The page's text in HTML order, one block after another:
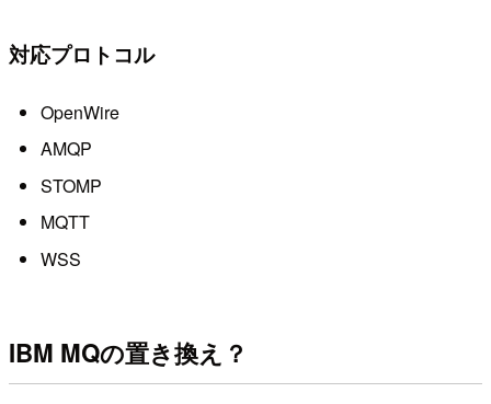
対応プロトコル
OpenWire
AMQP
STOMP
MQTT
WSS
IBM MQの置き換え？